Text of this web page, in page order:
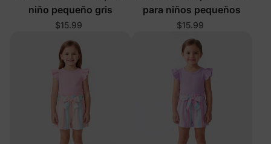
niño pequeño gris
$15.99
para niños pequeños
$15.99